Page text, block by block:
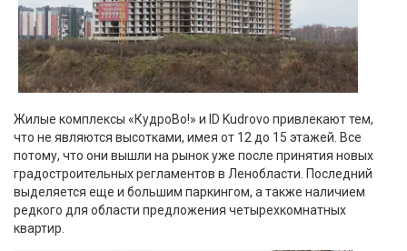
Жилые комплексы «КудроВо!» и ID Kudrovo привлекают тем,
что не являются высотками, имея от 12 до 15 этажей. Все
потому, что они вышли на рынок уже после принятия новых
градостроительных регламентов в Ленобласти. Последний
выделяется еще и большим паркингом, а также наличием
редкого для области предложения четырехкомнатных
квартир.